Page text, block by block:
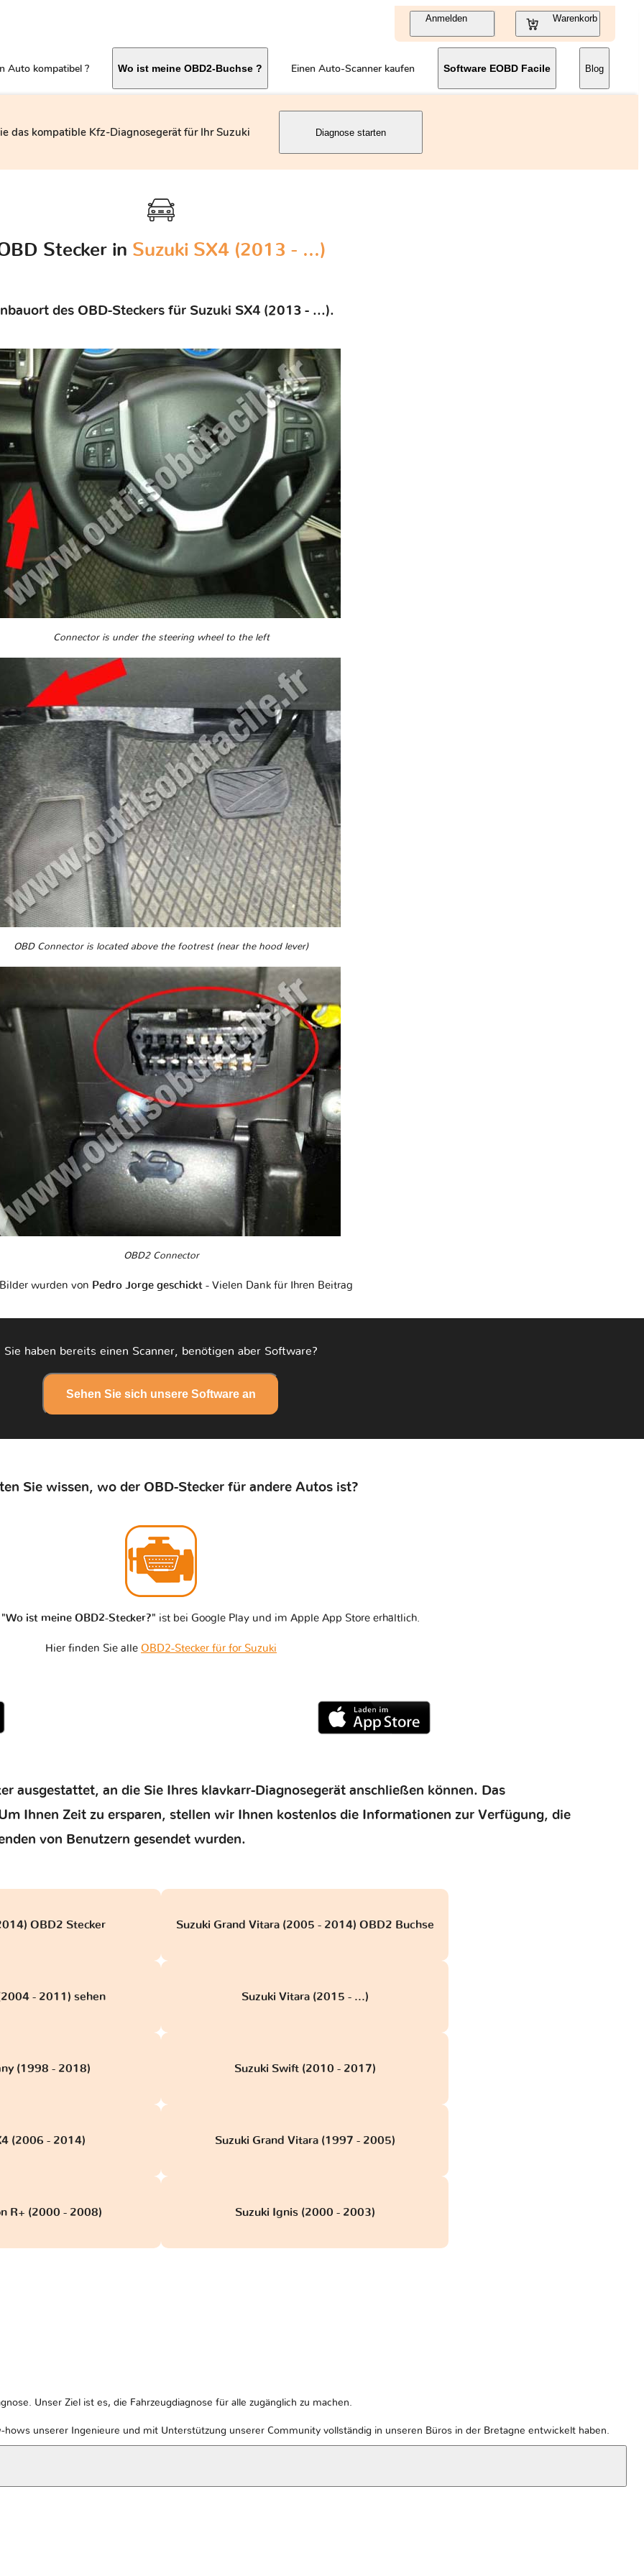
Anmelden Warenkorb
Auto kompatibel ? Wo ist meine OBD2-Buchse ? Einen Auto-Scanner kaufen Software EOBD Facile Blog
das kompatible Kfz-Diagnosegerät für Ihr Suzuki Diagnose starten
Stecker in Suzuki SX4 (2013 - ...)
des OBD-Steckers für Suzuki SX4 (2013 - ...).
Connector is under the steering wheel to the left
OBD Connector is located above the footrest (near the hood lever)
OBD2 Connector
wurden von Pedro Jorge geschickt - Vielen Dank für Ihren Beitrag
Sie haben bereits einen Scanner, benötigen aber Software?
Sehen Sie sich unsere Software an
Sie wissen, wo der OBD-Stecker für andere Autos ist?
"Wo ist meine OBD2-Stecker?" ist bei Google Play und im Apple App Store erhältlich.
Hier finden Sie alle OBD2-Stecker für for Suzuki
ausgestattet, an die Sie Ihres klavkarr-Diagnosegerät anschließen können. Das
Ihnen Zeit zu ersparen, stellen wir Ihnen kostenlos die Informationen zur Verfügung, die
von Benutzern gesendet wurden.
OBD2 Stecker Suzuki Grand Vitara (2005 - 2014) OBD2 Buchse
- 2011) sehen Suzuki Vitara (2015 - ...)
(1998 - 2018) Suzuki Swift (2010 - 2017)
(2006 - 2014) Suzuki Grand Vitara (1997 - 2005)
R+ (2000 - 2008) Suzuki Ignis (2000 - 2003)
Unser Ziel ist es, die Fahrzeugdiagnose für alle zugänglich zu machen.
unserer Ingenieure und mit Unterstützung unserer Community vollständig in unseren Büros in der Bretagne entwickelt haben.